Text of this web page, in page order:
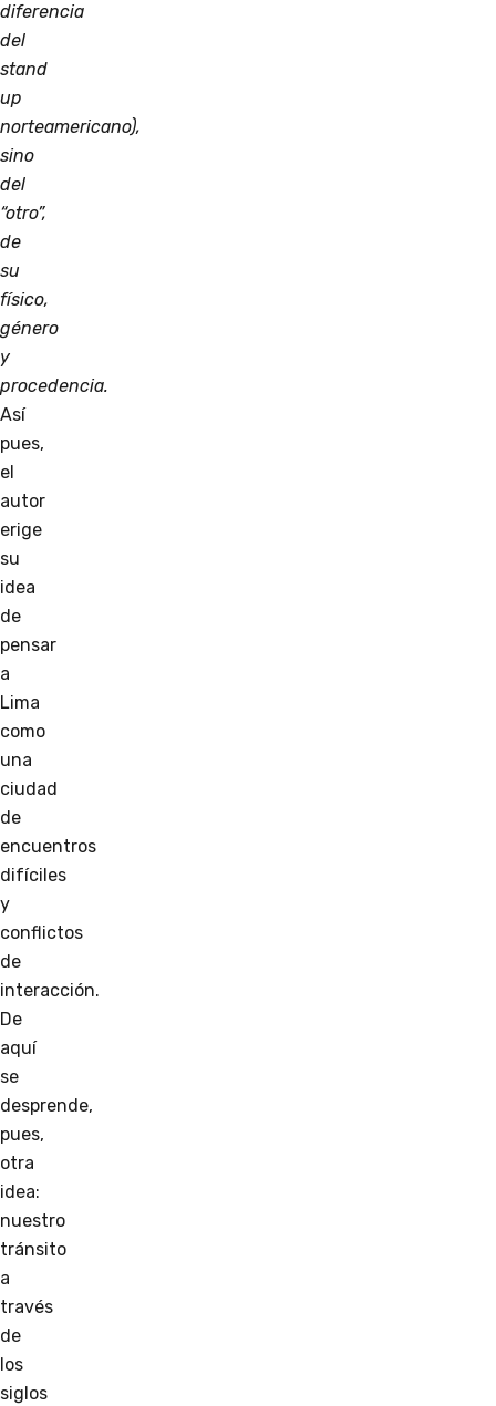
diferencia
del
stand
up
norteamericano),
sino
del
“otro”,
de
su
físico,
género
y
procedencia.
Así
pues,
el
autor
erige
su
idea
de
pensar
a
Lima
como
una
ciudad
de
encuentros
difíciles
y
conflictos
de
interacción.
De
aquí
se
desprende,
pues,
otra
idea:
nuestro
tránsito
a
través
de
los
siglos